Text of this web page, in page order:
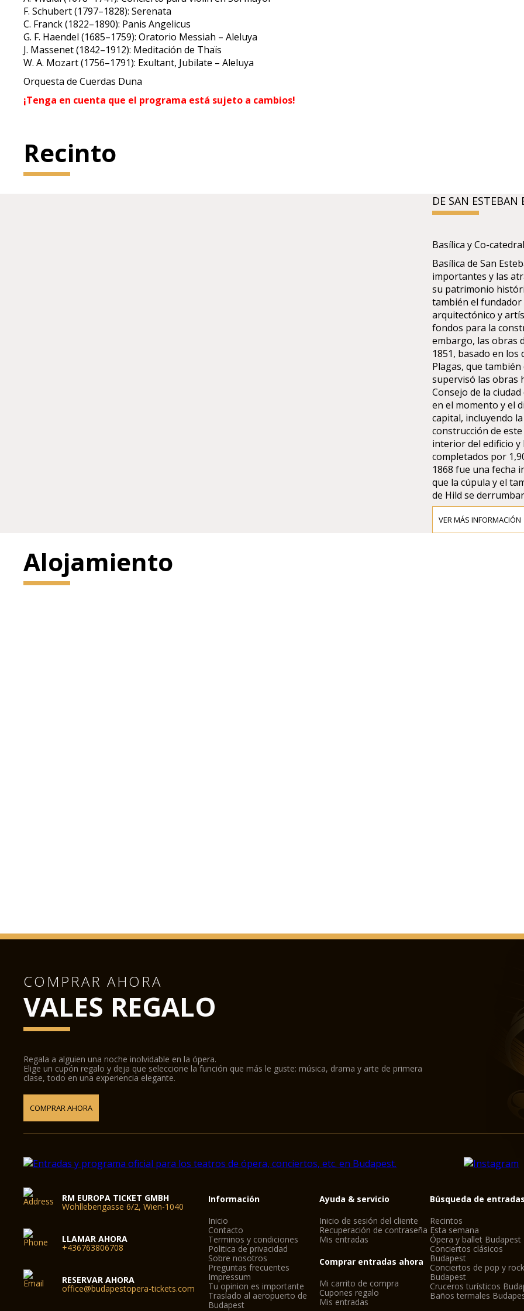
F. Schubert (1797–1828): Serenata
C. Franck (1822–1890): Panis Angelicus
G. F. Haendel (1685–1759): Oratorio Messiah – Aleluya
J. Massenet (1842–1912): Meditación de Thaïs
W. A. Mozart (1756–1791): Exultant, Jubilate – Aleluya
Orquesta de Cuerdas Duna
¡Tenga en cuenta que el programa está sujeto a cambios!
Recinto
DE SAN ESTEBAN
Basílica y Co-
Basílica de San
importantes y las
su patrimonio
también el
arquitectónico y
fondos para la
embargo, las obras
1851, basado en los
Plagas, que
supervisó las obras
Consejo de la
en el momento y el
capital, incluyendo
construcción de
interior del edificio
completados por
1868 fue una fecha
que la cúpula y el
de Hild se
Los pilares que
piedras donadas de
construida en el
1905. La
construcción se
09 de noviembre
08 de diciembre
Francisco José I,
1931. premios
1938. El edificio
34 ° Congreso
1944-45 - La
están dañados en
en su conjunto
1947. La
trabajos de
1971. El Santo
1982. La cubierta
tormenta, y el
1991. El Papa Juan
1993. El Papa
Arzobispado.
16 de agosto 2001 -
en relación con la
14 de agosto 2003 -
restauración.
Construcción
La idea más
el andamio
VER MÁS INFORMACIÓN
Alojamiento
COMPRAR AHORA
VALES REGALO
Regala a alguien una noche inolvidable en la ópera.
Elige un cupón regalo y deja que seleccione la función que más le guste: música, drama y arte de primera
clase, todo en una experiencia elegante.
COMPRAR AHORA
RM EUROPA TICKET GMBH
Wohllebengasse 6/2, Wien-1040
LLAMAR AHORA
+436763806708
RESERVAR AHORA
office@budapestopera-tickets.com
Información
Inicio
Contacto
Terminos y condiciones
Politica de privacidad
Sobre nosotros
Preguntas frecuentes
Impressum
Tu opinion es importante
Traslado al aeropuerto de
Budapest
Ayuda & servicio
Inicio de sesión del cliente
Recuperación de contraseña
Mis entradas
Comprar entradas ahora
Mi carrito de compra
Cupones regalo
Mis entradas
Búsqueda de entradas
Recintos
Esta semana
Ópera y ballet Budapest
Conciertos clásicos
Budapest
Conciertos de pop y rock
Budapest
Cruceros turísticos
Baños termales